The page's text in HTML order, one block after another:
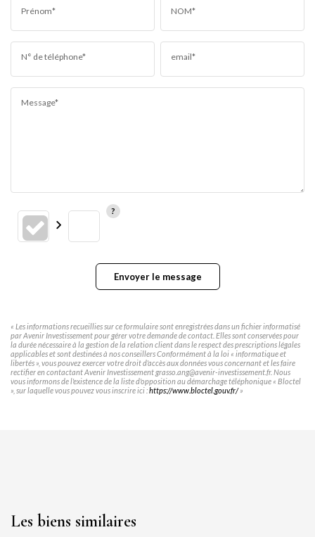
Prénom* NOM*
N° de téléphone* email*
Message*
Envoyer le message
« Les informations recueillies sur ce formulaire sont enregistrées dans un fichier informatisé
par Avenir Investissement pour gérer votre demande de contact. Elles sont conservées pour
la durée nécessaire à la gestion de la relation client dans le respect des prescriptions légales
applicables et sont destinées à nos conseillers Conformément à la loi « informatique et
libertés », vous pouvez exercer votre droit d'accès aux données vous concernant et les faire
rectifier en contactant Avenir Investissement grasso.ang@avenir-investissement.fr. Nous
vous informons de l'existence de la liste d'opposition au démarchage téléphonique « Bloctel
», sur laquelle vous pouvez vous inscrire ici :https://www.bloctel.gouv.fr/»
Les biens similaires